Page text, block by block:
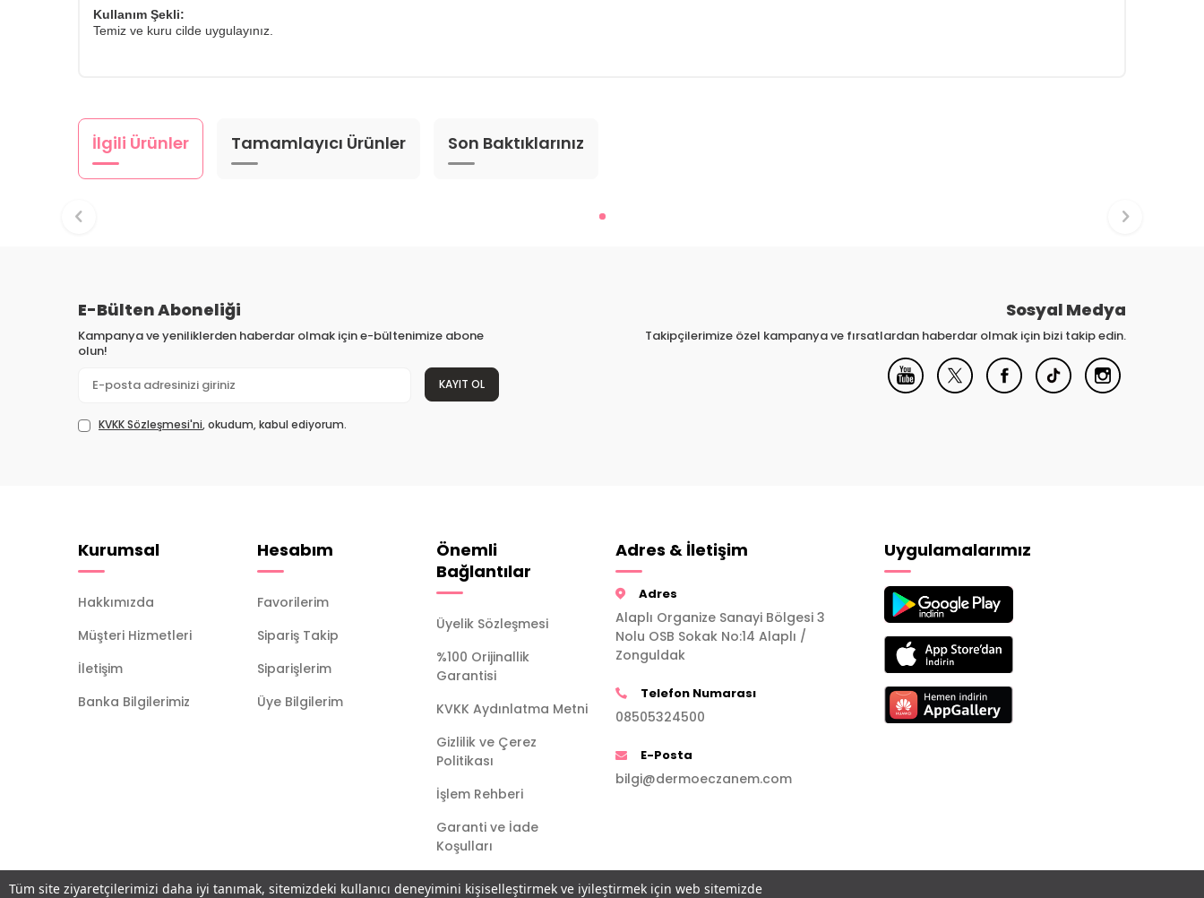
Tüm site ziyaretçilerimizi daha iyi tanımak, sitemizdeki kullanıcı deneyimini kişiselleştirmek ve iyileştirmek için web sitemizde
Kullanım Şekli:
Temiz ve kuru cilde uygulayınız.
İlgili Ürünler Tamamlayıcı Ürünler Son Baktıklarınız
E-Bülten Aboneliği
Kampanya ve yeniliklerden haberdar olmak için e-bültenimize abone
olun!
KAYIT OL
KVKK Sözleşmesi'ni, okudum, kabul ediyorum.
Sosyal Medya
Takipçilerimize özel kampanya ve fırsatlardan haberdar olmak için bizi takip edin.
Kurumsal
Hakkımızda
Müşteri Hizmetleri
İletişim
Banka Bilgilerimiz
Hesabım
Favorilerim
Sipariş Takip
Siparişlerim
Üye Bilgilerim
Önemli
Bağlantılar
Üyelik Sözleşmesi
%100 Orijinallik
Garantisi
KVKK Aydınlatma Metni
Gizlilik ve Çerez
Politikası
İşlem Rehberi
Garanti ve İade
Koşulları
Adres & İletişim
Adres
Alaplı Organize Sanayi Bölgesi 3
Nolu OSB Sokak No:14 Alaplı /
Zonguldak
Telefon Numarası
08505324500
E-Posta
bilgi@dermoeczanem.com
Uygulamalarımız